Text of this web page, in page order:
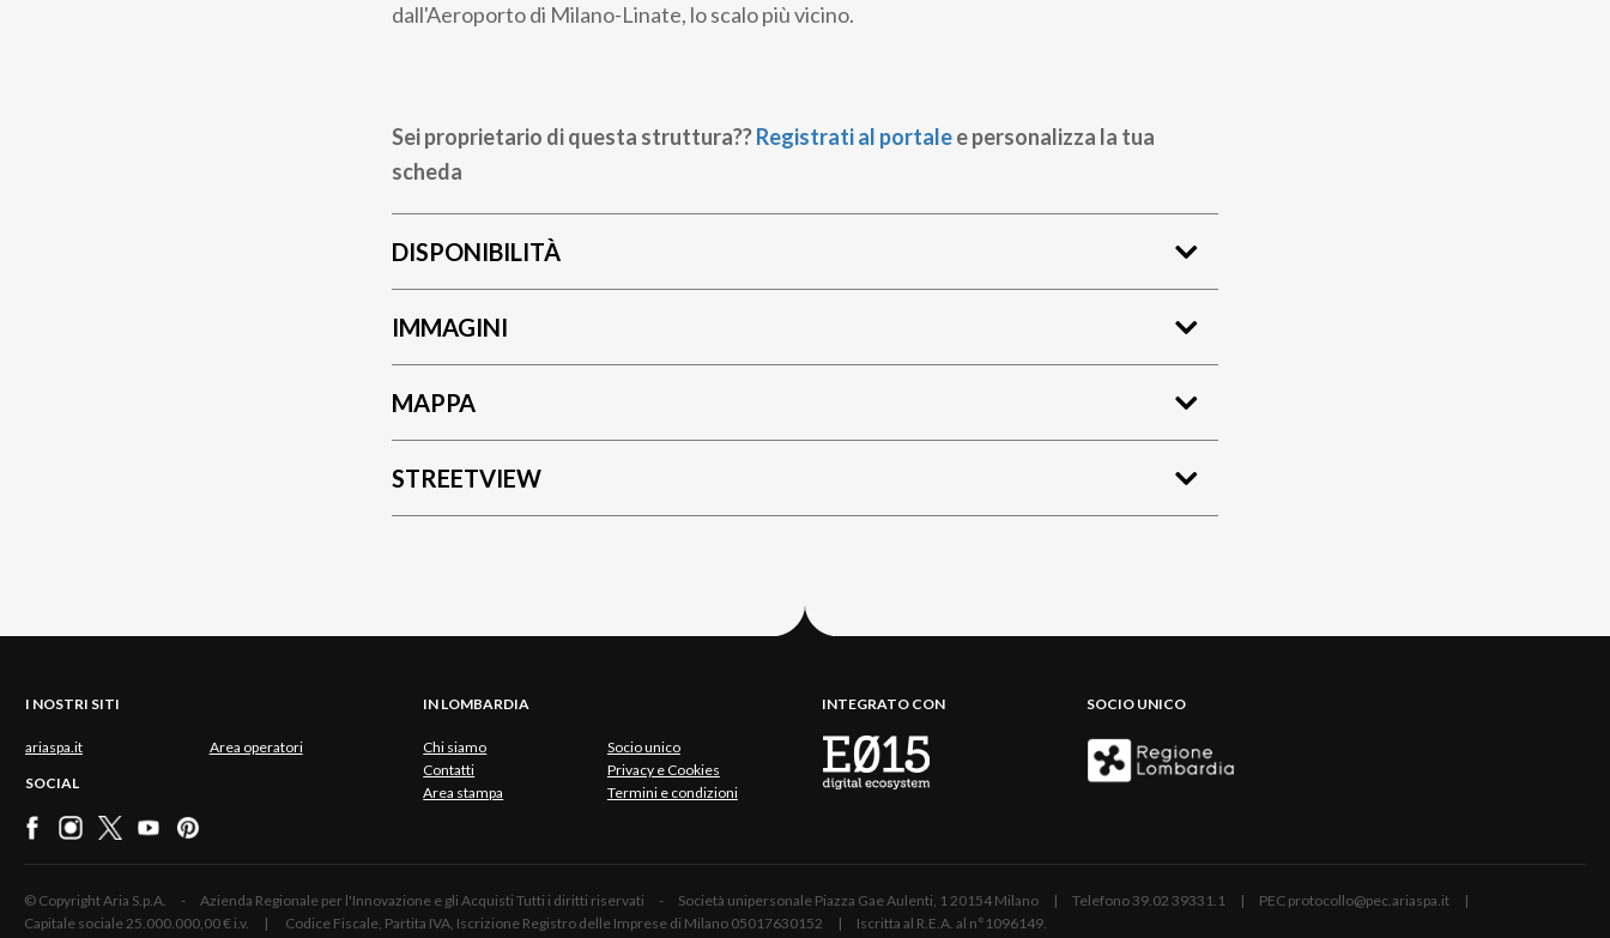
dall'Aeroporto di Milano-Linate, lo scalo più vicino.
Sei proprietario di questa struttura??Registrati al portalee personalizza la tua
scheda
DISPONIBILITÀ
IMMAGINI
MAPPA
STREETVIEW
I NOSTRI SITI
ariaspa.it Area operatori
SOCIAL
IN LOMBARDIA
Chi siamo
Socio unico
Contatti
Privacy e Cookies
Area stampa
Termini e condizioni
INTEGRATO CON SOCIO UNICO
© Copyright Aria S.p.A. - Azienda Regionale per l'Innovazione e gli Acquisti Tutti i diritti riservati - Società unipersonale Piazza Gae Aulenti, 1 20154 Milano | Telefono 39.02 39331.1 | PEC protocollo@pec.ariaspa.it |
Capitale sociale 25.000.000,00 € i.v. | Codice Fiscale, Partita IVA, Iscrizione Registro delle Imprese di Milano 05017630152 | Iscritta al R.E.A. al n°1096149.